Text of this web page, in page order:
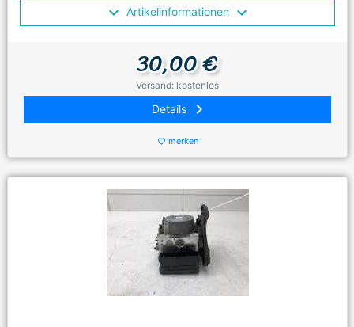
Artikelinformationen
30,00 €
Versand: kostenlos
Details keyboard_arrow_right
favorite_border merken